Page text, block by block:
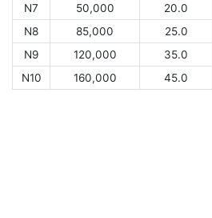
N7
50,000 20.0
N8
85,000 25.0
N9
120,000 35.0
N10
160,000 45.0